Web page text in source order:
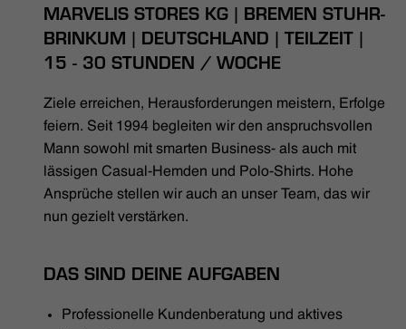
NACHHALTIGKEIT
HÄNDLERSUCHE
MARVELIS STORES KG | BREMEN STUHR-
BRINKUM | DEUTSCHLAND | TEILZEIT |
15 - 30 STUNDEN / WOCHE
Ziele erreichen, Herausforderungen meistern, Erfolge
feiern. Seit 1994 begleiten wir den anspruchsvollen
Mann sowohl mit smarten Business- als auch mit
lässigen Casual-Hemden und Polo-Shirts. Hohe
Ansprüche stellen wir auch an unser Team, das wir
nun gezielt verstärken.
DAS SIND DEINE AUFGABEN
Professionelle Kundenberatung und aktives